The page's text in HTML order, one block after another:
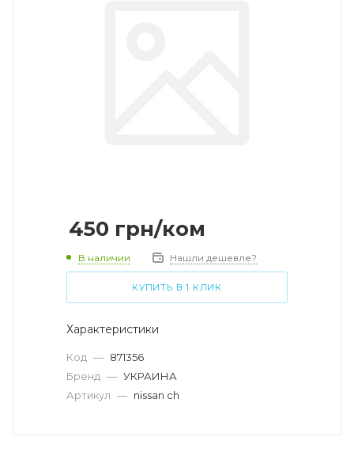
450 грн/ком
В наличии Нашли дешевле?
КУПИТЬ В 1 КЛИК
Характеристики
Код — 871356
Бренд — УКРАИНА
Артикул — nissan ch